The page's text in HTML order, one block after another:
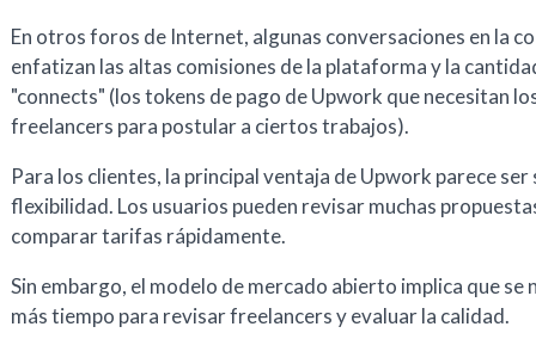
En otros foros de Internet, algunas conversaciones en la
enfatizan las altas comisiones de la plataforma y la
"connects" (los tokens de pago de Upwork que necesitan
freelancers para postular a ciertos trabajos).
Para los clientes, la principal ventaja de Upwork parece ser
flexibilidad. Los usuarios pueden revisar muchas
comparar tarifas rápidamente.
Sin embargo, el modelo de mercado abierto implica que se
más tiempo para revisar freelancers y evaluar la calidad.